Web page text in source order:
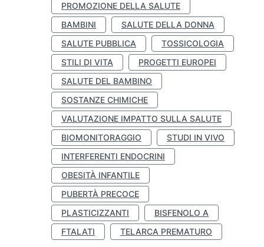
PROMOZIONE DELLA SALUTE
BAMBINI
SALUTE DELLA DONNA
SALUTE PUBBLICA
TOSSICOLOGIA
STILI DI VITA
PROGETTI EUROPEI
SALUTE DEL BAMBINO
SOSTANZE CHIMICHE
VALUTAZIONE IMPATTO SULLA SALUTE
BIOMONITORAGGIO
STUDI IN VIVO
INTERFERENTI ENDOCRINI
OBESITÀ INFANTILE
PUBERTÀ PRECOCE
PLASTICIZZANTI
BISFENOLO A
FTALATI
TELARCA PREMATURO